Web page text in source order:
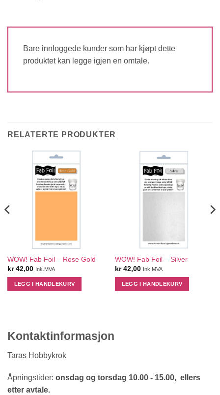
Bare innloggede kunder som har kjøpt dette
produktet kan legge igjen en omtale.
RELATERTE PRODUKTER
WOW! Fab Foil – Rose Gold
kr42,00 Ink.MVA
LEGG I HANDLEKURV
WOW! Fab Foil – Silver
kr42,00 Ink.MVA
LEGG I HANDLEKURV
Kontaktinformasjon
Taras Hobbykrok
Åpningstider: onsdag og torsdag 10.00 - 15.00, ellers
etter avtale.